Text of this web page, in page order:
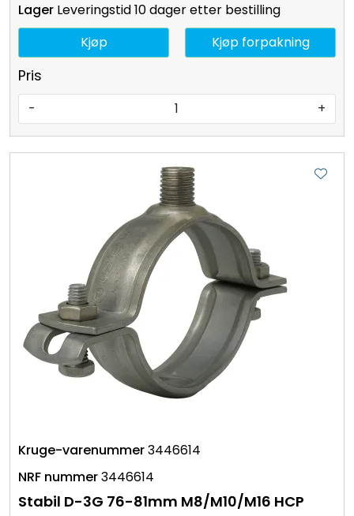
Leveringstid 10 dager etter bestilling
Pris
- +
Kjøp Kjøp forpakning
3446614
3446614
Stabil D-3G 76-81mm M8/M10/M16 HCP